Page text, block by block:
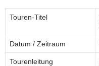
Touren-Titel
Datum / Zeitraum
Tourenleitung